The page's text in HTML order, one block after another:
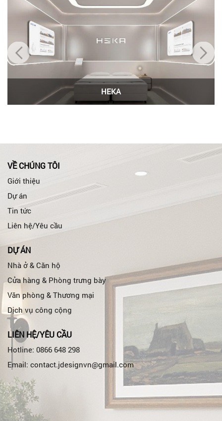
HEKA
VỀ CHÚNG TÔI
Giới thiệu
Dự án
Tin tức
Liên hệ/Yêu cầu
DỰ ÁN
Nhà ở & Căn hộ
Cửa hàng & Phòng trưng bày
Văn phòng & Thương mại
Dịch vụ công cộng
LIÊN HỆ/YÊU CẦU
Hotline: 0866 648 298
Email: contact.jdesignvn@gmail.com